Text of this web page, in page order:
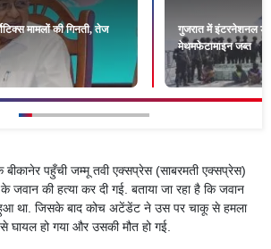
मामलों की गिनती, तेज
गुजरात में इंटरनेशनल
मेथमफेटामाइन जब्त
बीकानेर पहुँची जम्मू तवी एक्सप्रेस (साबरमती एक्सप्रेस)
की हत्या कर दी गई. बताया जा रहा है कि जवान
था. जिसके बाद कोच अटेंडेंट ने उस पर चाकू से हमला
घायल हो गया और उसकी मौत हो गई.